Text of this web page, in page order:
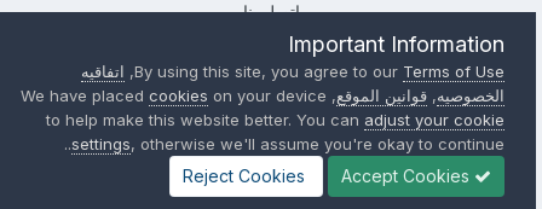
إتصل بنا
Powered by Invision CommunityImportant Information
By using this site, you agree to ourTerms of Use
, اتفاقيه
الخصوصيه, قوانين الموقع, We have placed
cookies on your device
to help make this website better. You canadjust your cookie
settings , otherwise we'll assume you're okay to continue..
Accept Cookies